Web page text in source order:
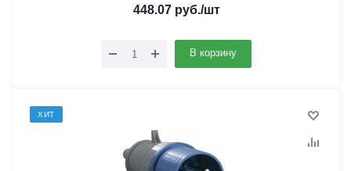
448.07руб./шт
В корзину
ХИТ